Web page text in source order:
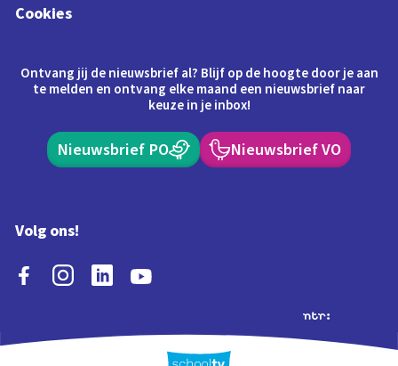
Cookies
Ontvang jij de nieuwsbrief al? Blijf op de hoogte door je aan
te melden en ontvang elke maand een nieuwsbrief naar
keuze in je inbox!
Nieuwsbrief PO Nieuwsbrief VO
Volg ons!